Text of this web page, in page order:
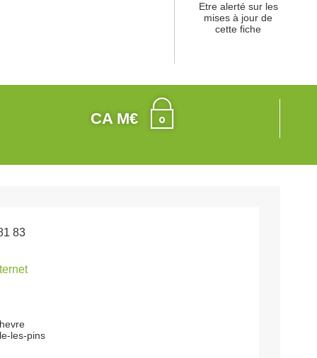
Etre alerté sur les
mises à jour de
cette fiche
CA M€
83
les-pins